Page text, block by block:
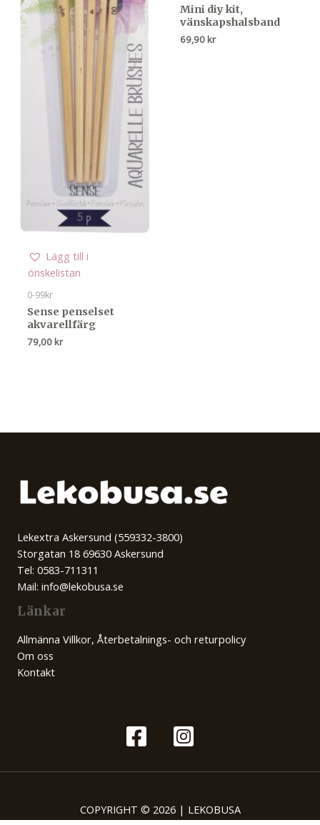
Lägg till i
önskelistan
0-99kr
Sense penselset
akvarellfärg
79,00 kr
Mini diy kit,
vänskapshalsband
69,90 kr
Lekextra Askersund (559332-3800)
Storgatan 18 69630 Askersund
Tel: 0583-711311
Mail: info@lekobusa.se
Länkar
Allmänna Villkor, Återbetalnings- och returpolicy
Om oss
Kontakt
COPYRIGHT © 2026 | LEKOBUSA